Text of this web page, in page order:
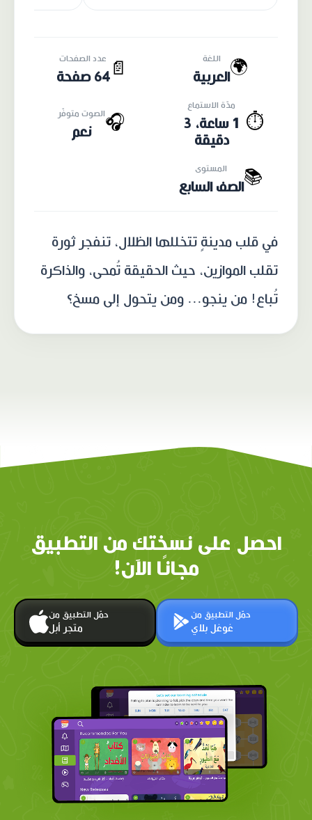
🌍 اللغة
العربية 📄
عدد الصفحات
64 صفحة
⏱️
مدّة الاستماع
1 ساعة، 3
دقيقة
🎧الصوت متوفّر
نعم
📚 المستوى
الصف السابع
في قلب مدينةٍ تتخللها الظلال، تنفجر ثورة
تقلب الموازين، حيث الحقيقة تُمحى، والذاكرة
تُباع! من ينجو... ومن يتحول إلى مسخ؟
احصل على نسختك من التطبيق
مجانًا الآن!
حمّل التطبيق من
متجر أبل
حمّل التطبيق من
غوغل بلاي